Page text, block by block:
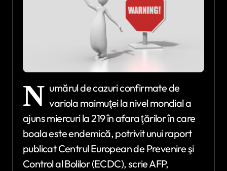
N umărul de cazuri confirmate de
variola maimuţei la nivel mondial a
ajuns miercuri la 219 în afara ţărilor în care
boala este endemică, potrivit unui raport
publicat Centrul European de Prevenire şi
Control al Bolilor (ECDC), scrie AFP,